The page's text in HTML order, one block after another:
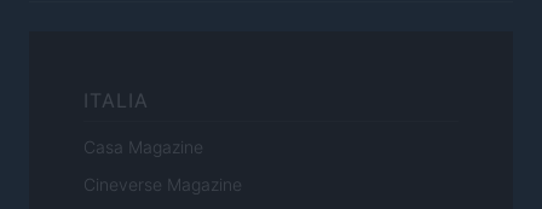
ITALIA
Casa Magazine
Cineverse Magazine